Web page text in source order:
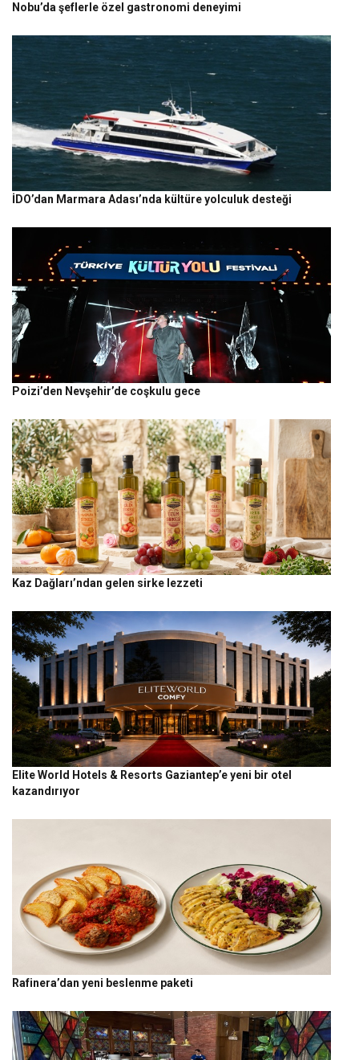
Nobu’da şeflerle özel gastronomi deneyimi
İDO’dan Marmara Adası’nda kültüre yolculuk desteği
Poizi’den Nevşehir’de coşkulu gece
Kaz Dağları’ndan gelen sirke lezzeti
Elite World Hotels & Resorts Gaziantep’e yeni bir otel
kazandırıyor
Rafinera’dan yeni beslenme paketi